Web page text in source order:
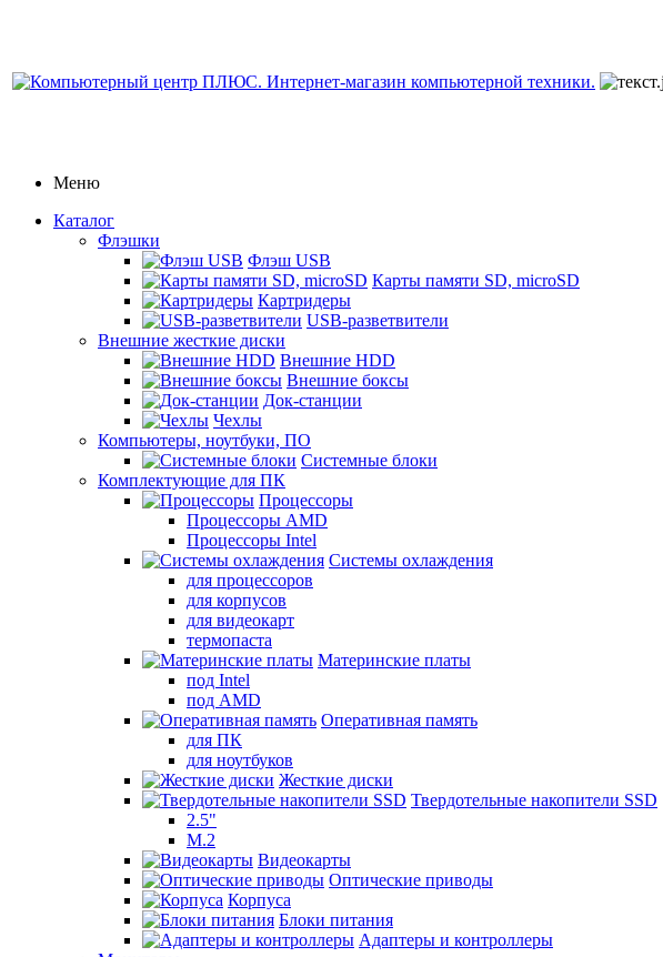
Меню
Каталог
Флэшки
Флэш USB
Карты памяти SD, microSD
Картридеры
USB-разветвители
Внешние жесткие диски
Внешние HDD
Внешние боксы
Док-станции
Чехлы
Компьютеры, ноутбуки, ПО
Системные блоки
Комплектующие для ПК
Процессоры
Процессоры AMD
Процессоры Intel
Системы охлаждения
для процессоров
для корпусов
для видеокарт
термопаста
Материнские платы
под Intel
под AMD
Оперативная память
для ПК
для ноутбуков
Жесткие диски
Твердотельные накопители SSD
2.5"
M.2
Видеокарты
Оптические приводы
Корпуса
Блоки питания
Адаптеры и контроллеры